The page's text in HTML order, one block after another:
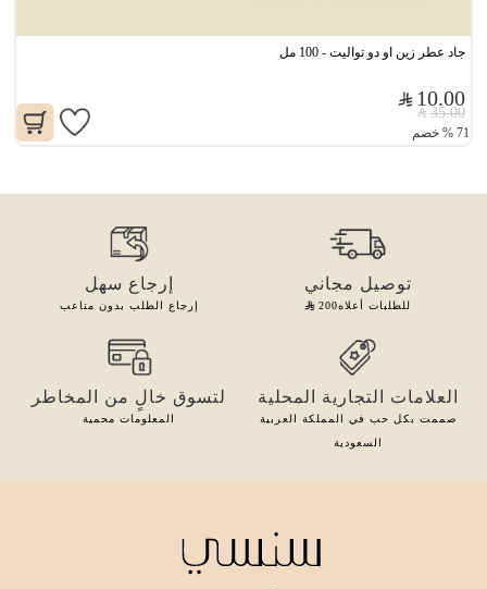
جاد عطر زين او دو تواليت - 100 مل
10.00
35.00
71
% خصم
توصيل مجاني
للطلبات أعلاه200
إرجاع سهل
إرجاع الطلب بدون متاعب
العلامات التجارية المحلية
صممت بكل حب في المملكة العربية
السعودية
لتسوق خالٍ من المخاطر
المعلومات محمية